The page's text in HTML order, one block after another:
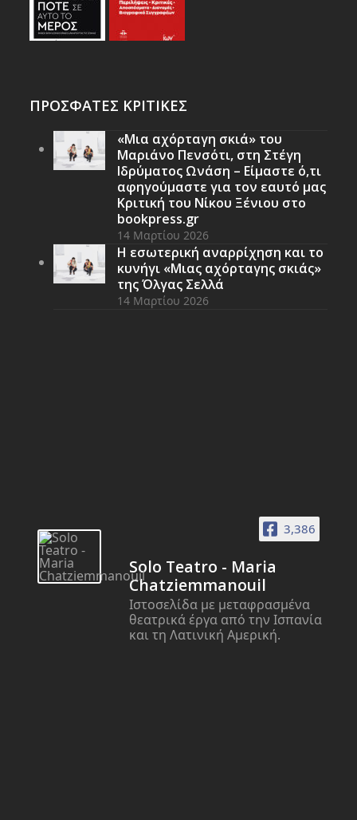
ΠΡΟΣΦΑΤΕΣ ΚΡΙΤΙΚΕΣ
«Μια αχόρταγη σκιά» του
Μαριάνο Πενσότι, στη Στέγη
Ιδρύματος Ωνάση – Είμαστε ό,τι
αφηγούμαστε για τον εαυτό μας
Κριτική του Νίκου Ξένιου στο
bookpress.gr
14 Μαρτίου 2026
Η εσωτερική αναρρίχηση και το
κυνήγι «Μιας αχόρταγης σκιάς»
της Όλγας Σελλά
14 Μαρτίου 2026
3,386
Solo Teatro - Maria
Chatziemmanouil
Ιστοσελίδα με μεταφρασμένα
θεατρικά έργα από την Ισπανία
και τη Λατινική Αμερική.